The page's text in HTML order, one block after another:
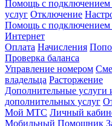
Помощь с подключением
услуг Отключение
Помощь с подключением
Интернет
Оплата Начисления
Проверка баланса
Управление номером
владельца Расторжение
Дополнительные услуги
дополнительных услуг
Мой МТС Личный
Мобильный Помощник